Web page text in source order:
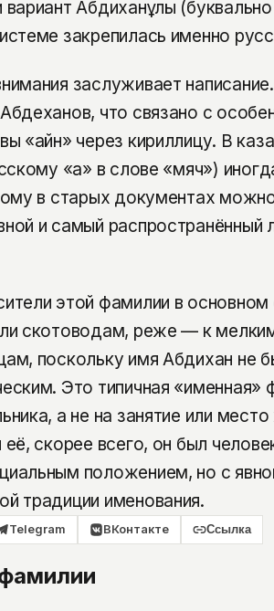
вариант Абдиханұлы
закрепилась именно
заслуживает
что связано с
«айн» через кириллицу. В
«а» в слове «мяч»)
в старых документах
и самый распространённый
этой фамилии в основном
скотоводам, реже — к
поскольку имя Абдихан не
Это типичная
а не на занятие или
скорее всего, он был
положением, но с
традиции именования.
Telegram ВКонтакте Ссылка